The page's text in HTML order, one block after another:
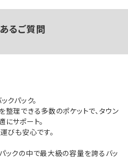
るご質問
パック。
理できる多数のポケットで、タウン
にサポート。
びも安心です。
ックの中で最大級の容量を誇るバッ